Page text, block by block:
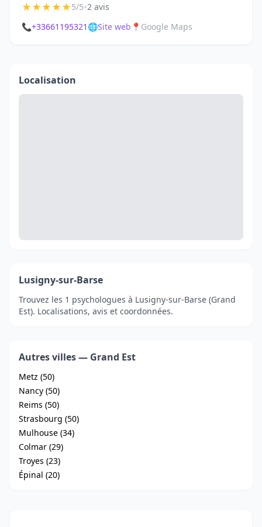
★★★★★5/5•2 avis
📞+33661195321 🌐Site web 📍 Google Maps
Localisation
Lusigny-sur-Barse
Trouvez les 1 psychologues à Lusigny-sur-Barse (Grand
Est). Localisations, avis et coordonnées.
Autres villes — Grand Est
Metz (50)
Nancy (50)
Reims (50)
Strasbourg (50)
Mulhouse (34)
Colmar (29)
Troyes (23)
Épinal (20)